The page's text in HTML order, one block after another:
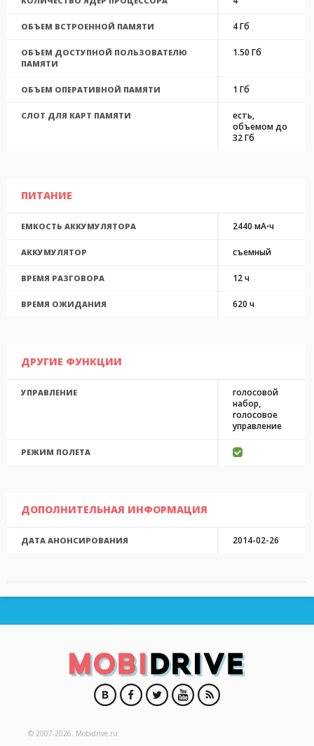
ОБЪЕМ ВСТРОЕННОЙ ПАМЯТИ 4 Гб
ОБЪЕМ ДОСТУПНОЙ ПОЛЬЗОВАТЕЛЮ
ПАМЯТИ
1.50 Гб
ОБЪЕМ ОПЕРАТИВНОЙ ПАМЯТИ 1 Гб
СЛОТ ДЛЯ КАРТ ПАМЯТИ
есть,
объемом до
32 Гб
ПИТАНИЕ
ЕМКОСТЬ АККУМУЛЯТОРА 2440 мА⋅ч
АККУМУЛЯТОР съемный
ВРЕМЯ РАЗГОВОРА 12 ч
ВРЕМЯ ОЖИДАНИЯ 620 ч
ДРУГИЕ ФУНКЦИИ
УПРАВЛЕНИЕ
голосовой
набор,
голосовое
управление
РЕЖИМ ПОЛЕТА
ДОПОЛНИТЕЛЬНАЯ ИНФОРМАЦИЯ
ДАТА АНОНСИРОВАНИЯ 2014-02-26
© 2007-2026. Mobidrive.ru